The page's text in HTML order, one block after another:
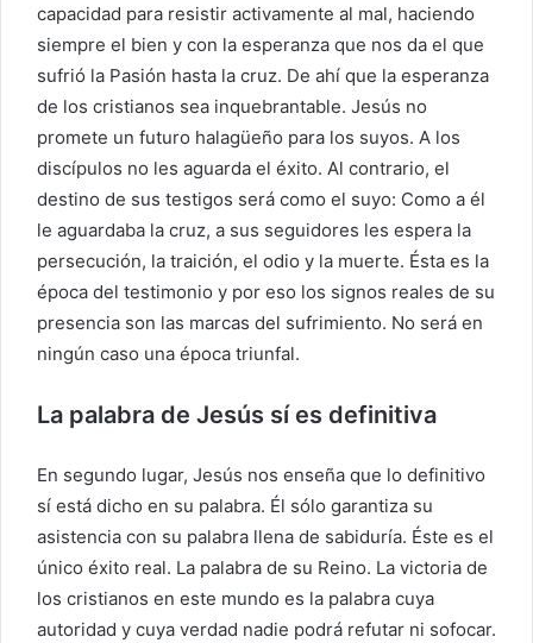
capacidad para resistir activamente al mal, haciendo
siempre el bien y con la esperanza que nos da el que
sufrió la Pasión hasta la cruz. De ahí que la esperanza
de los cristianos sea inquebrantable. Jesús no
promete un futuro halagüeño para los suyos. A los
discípulos no les aguarda el éxito. Al contrario, el
destino de sus testigos será como el suyo: Como a él
le aguardaba la cruz, a sus seguidores les espera la
persecución, la traición, el odio y la muerte. Ésta es la
época del testimonio y por eso los signos reales de su
presencia son las marcas del sufrimiento. No será en
ningún caso una época triunfal.
La palabra de Jesús sí es definitiva
En segundo lugar, Jesús nos enseña que lo definitivo
sí está dicho en su palabra. Él sólo garantiza su
asistencia con su palabra llena de sabiduría. Éste es el
único éxito real. La palabra de su Reino. La victoria de
los cristianos en este mundo es la palabra cuya
autoridad y cuya verdad nadie podrá refutar ni sofocar.